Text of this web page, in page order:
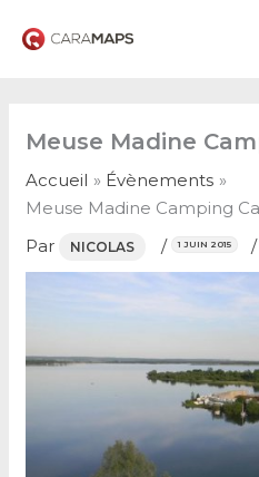
Meuse Madine
Accueil
Évènements
Meuse Madine Camping
Par
NICOLAS / 1 JUIN 2015 /